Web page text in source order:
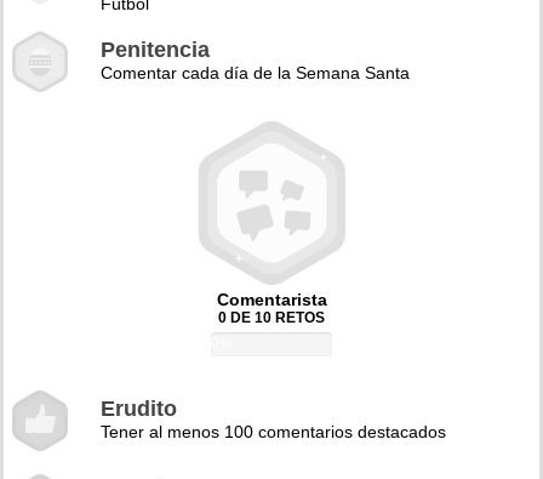
Penitencia
Comentar cada día de la Semana Santa
Comentarista
0 DE 10 RETOS
Erudito
Tener al menos 100 comentarios destacados